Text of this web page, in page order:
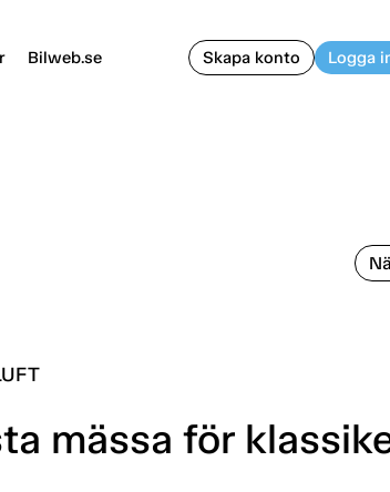
Bilweb.se Skapa konto Logga
mässa för